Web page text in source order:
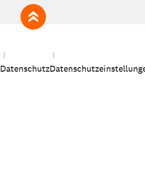
zum Seitenanfang
Datenschutz